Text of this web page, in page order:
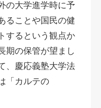
の大学進学時に予
ることや国民の健
するという観点か
期の保管が望まし
、慶応義塾大学法
「カルテの